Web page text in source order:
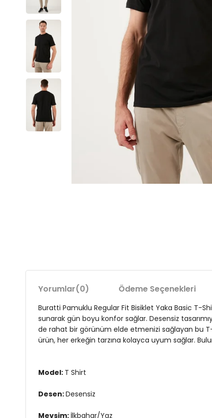
Yorumlar(0) Ödeme Seçenekleri
Buratti Pamuklu Regular Fit Bisiklet Yaka Basic T-
sunarak gün boyu konfor sağlar. Desensiz
de rahat bir görünüm elde etmenizi sağlayan bu T-
ürün, her erkeğin tarzına kolayca uyum sağlar.
Model: T Shirt
Desen:Desensiz
Mevsim: İlkbahar/Yaz